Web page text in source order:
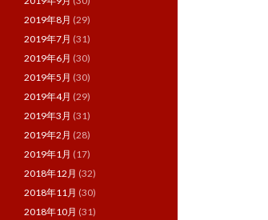
2019年8月 (29)
2019年7月 (31)
2019年6月 (30)
2019年5月 (30)
2019年4月 (29)
2019年3月 (31)
2019年2月 (28)
2019年1月 (17)
2018年12月 (32)
2018年11月 (30)
2018年10月 (31)